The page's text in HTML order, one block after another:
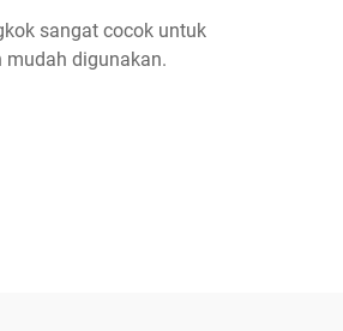
sangat cocok untuk
mudah digunakan.